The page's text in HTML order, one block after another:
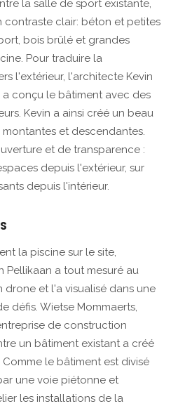
la salle de sport existante,
contraste clair: béton et petites
bois brûlé et grandes
Pour traduire la
l'extérieur, l'architecte Kevin
conçu le bâtiment avec des
Kevin a ainsi créé un beau
et descendantes.
et de transparence :
depuis l'extérieur, sur
depuis l'intérieur.
la piscine sur le site,
Pellikaan a tout mesuré au
drone et l'a visualisé dans une
défis. Wietse Mommaerts,
de construction
un bâtiment existant a créé
le bâtiment est divisé
une voie piétonne et
les installations de la